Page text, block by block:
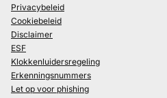
Privacybeleid
Cookiebeleid
Disclaimer
ESF
Klokkenluidersregeling
Erkenningsnummers
Let op voor phishing